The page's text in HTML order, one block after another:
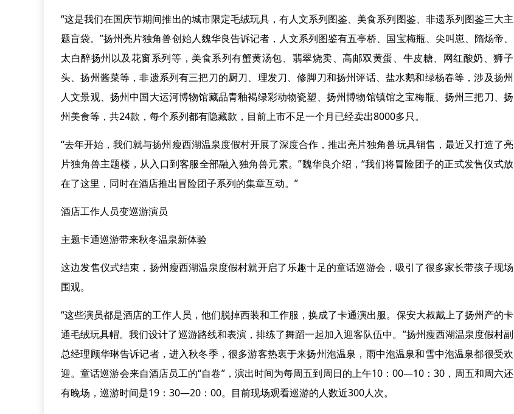
“这是我们在国庆节期间推出的城市限定毛绒玩具，有人文系列图鉴、美食系列图鉴、非遗系列图鉴三大主
题盲袋。”扬州亮片独角兽创始人魏华良告诉记者，人文系列图鉴有五亭桥、国宝梅瓶、尖叫崽、隋炀帝、
太白醉扬州以及花窗系列等，美食系列有蟹黄汤包、翡翠烧卖、高邮双黄蛋、牛皮糖、网红酸奶、狮子
头、扬州酱菜等，非遗系列有三把刀的厨刀、理发刀、修脚刀和扬州评话、盐水鹅和绿杨春等，涉及扬州
人文景观、扬州中国大运河博物馆藏品青釉褐绿彩动物瓷塑、扬州博物馆镇馆之宝梅瓶、扬州三把刀、扬
州美食等，共24款，每个系列都有隐藏款，目前上市不足一个月已经卖出8000多只。
“去年开始，我们就与扬州瘦西湖温泉度假村开展了深度合作，推出亮片独角兽玩具销售，最近又打造了亮
片独角兽主题楼，从入口到客服全部融入独角兽元素。”魏华良介绍，“我们将冒险团子的正式发售仪式放
在了这里，同时在酒店推出冒险团子系列的集章互动。”
酒店工作人员变巡游演员
主题卡通巡游带来秋冬温泉新体验
这边发售仪式结束，扬州瘦西湖温泉度假村就开启了乐趣十足的童话巡游会，吸引了很多家长带孩子现场
围观。
“这些演员都是酒店的工作人员，他们脱掉西装和工作服，换成了卡通演出服。保安大叔戴上了扬州产的卡
通毛绒玩具帽。我们设计了巡游路线和表演，排练了舞蹈一起加入迎客队伍中。”扬州瘦西湖温泉度假村副
总经理顾华琳告诉记者，进入秋冬季，很多游客热衷于来扬州泡温泉，雨中泡温泉和雪中泡温泉都很受欢
迎。童话巡游会来自酒店员工的“自卷”，演出时间为每周五到周日的上午10：00—10：30，周五和周六还
有晚场，巡游时间是19：30—20：00。目前现场观看巡游的人数近300人次。